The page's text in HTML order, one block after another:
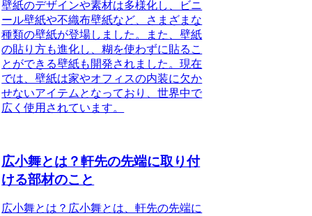
壁紙のデザインや素材は多様化し、ビニ
ール壁紙や不織布壁紙など、さまざまな
種類の壁紙が登場しました。また、壁紙
の貼り方も進化し、糊を使わずに貼るこ
とができる壁紙も開発されました。現在
では、壁紙は家やオフィスの内装に欠か
せないアイテムとなっており、世界中で
広く使用されています。
広小舞とは？軒先の先端に取り付
ける部材のこと
広小舞とは？広小舞とは、軒先の先端に